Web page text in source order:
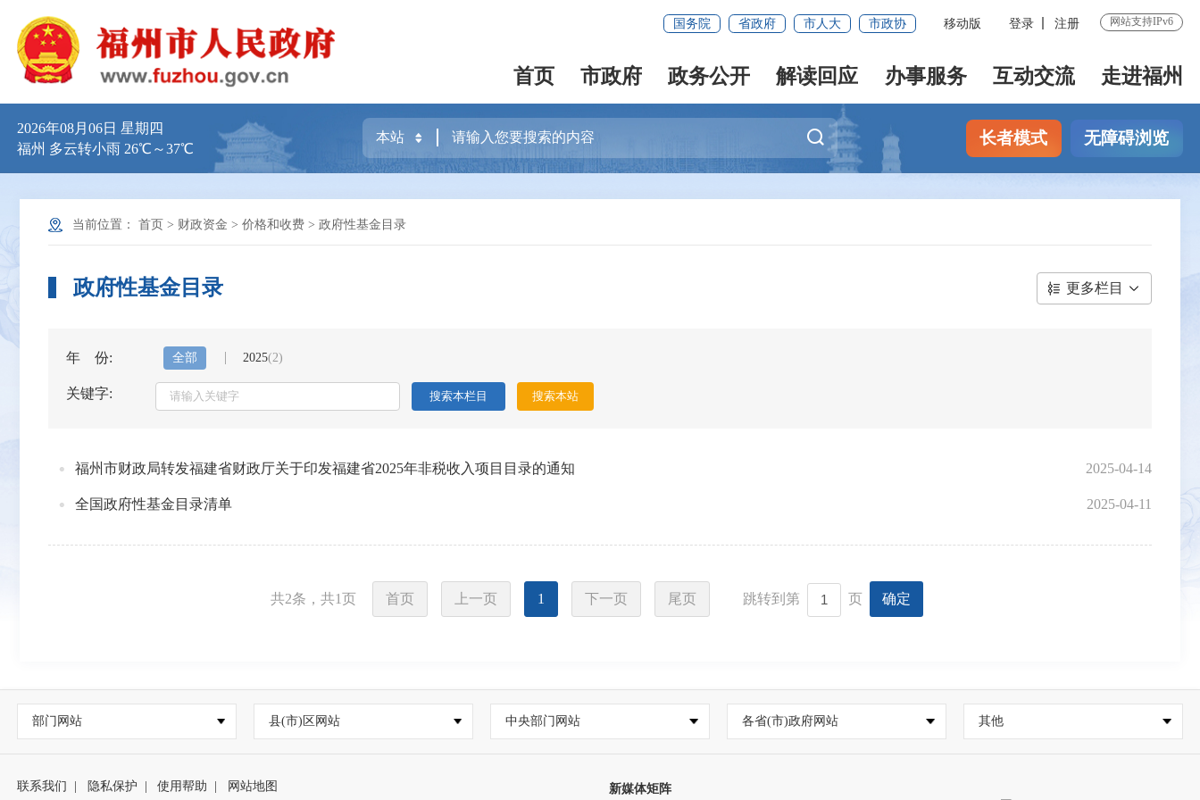
国务院 省政府 市人大 市政协 移动版 登录 注册 网站支持IPv6
首页 市政府 政务公开 解读回应 办事服务 互动交流 走进福州
2026年08月06日 星期四
福州 多云转小雨 26℃～37℃
长者模式 无障碍浏览
当前位置： 首页 > 财政资金 > 价格和收费 > 政府性基金目录
政府性基金目录 更多栏目
年 份: 全部 2025(2)
关键字:
2025-04-14
福州市财政局转发福建省财政厅关于印发福建省2025年非税收入项目目录的通知
2025-04-11
全国政府性基金目录清单
共2条，共1页 首页 上一页 1 下一页 尾页 跳转到第 页 确定
部门网站 县(市)区网站 中央部门网站 各省(市)政府网站 其他
联系我们 隐私保护 使用帮助 网站地图 新媒体矩阵